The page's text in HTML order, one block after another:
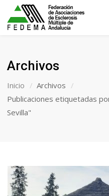
Archivos
Inicio
Archivos
Publicaciones etiquetadas
Sevilla"